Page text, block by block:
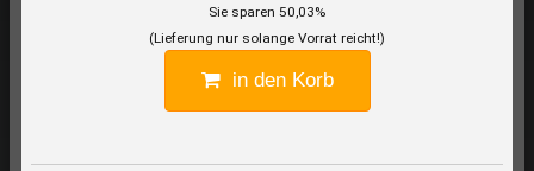
Sie sparen 50,03%
(Lieferung nur solange Vorrat reicht!)
in den Korb